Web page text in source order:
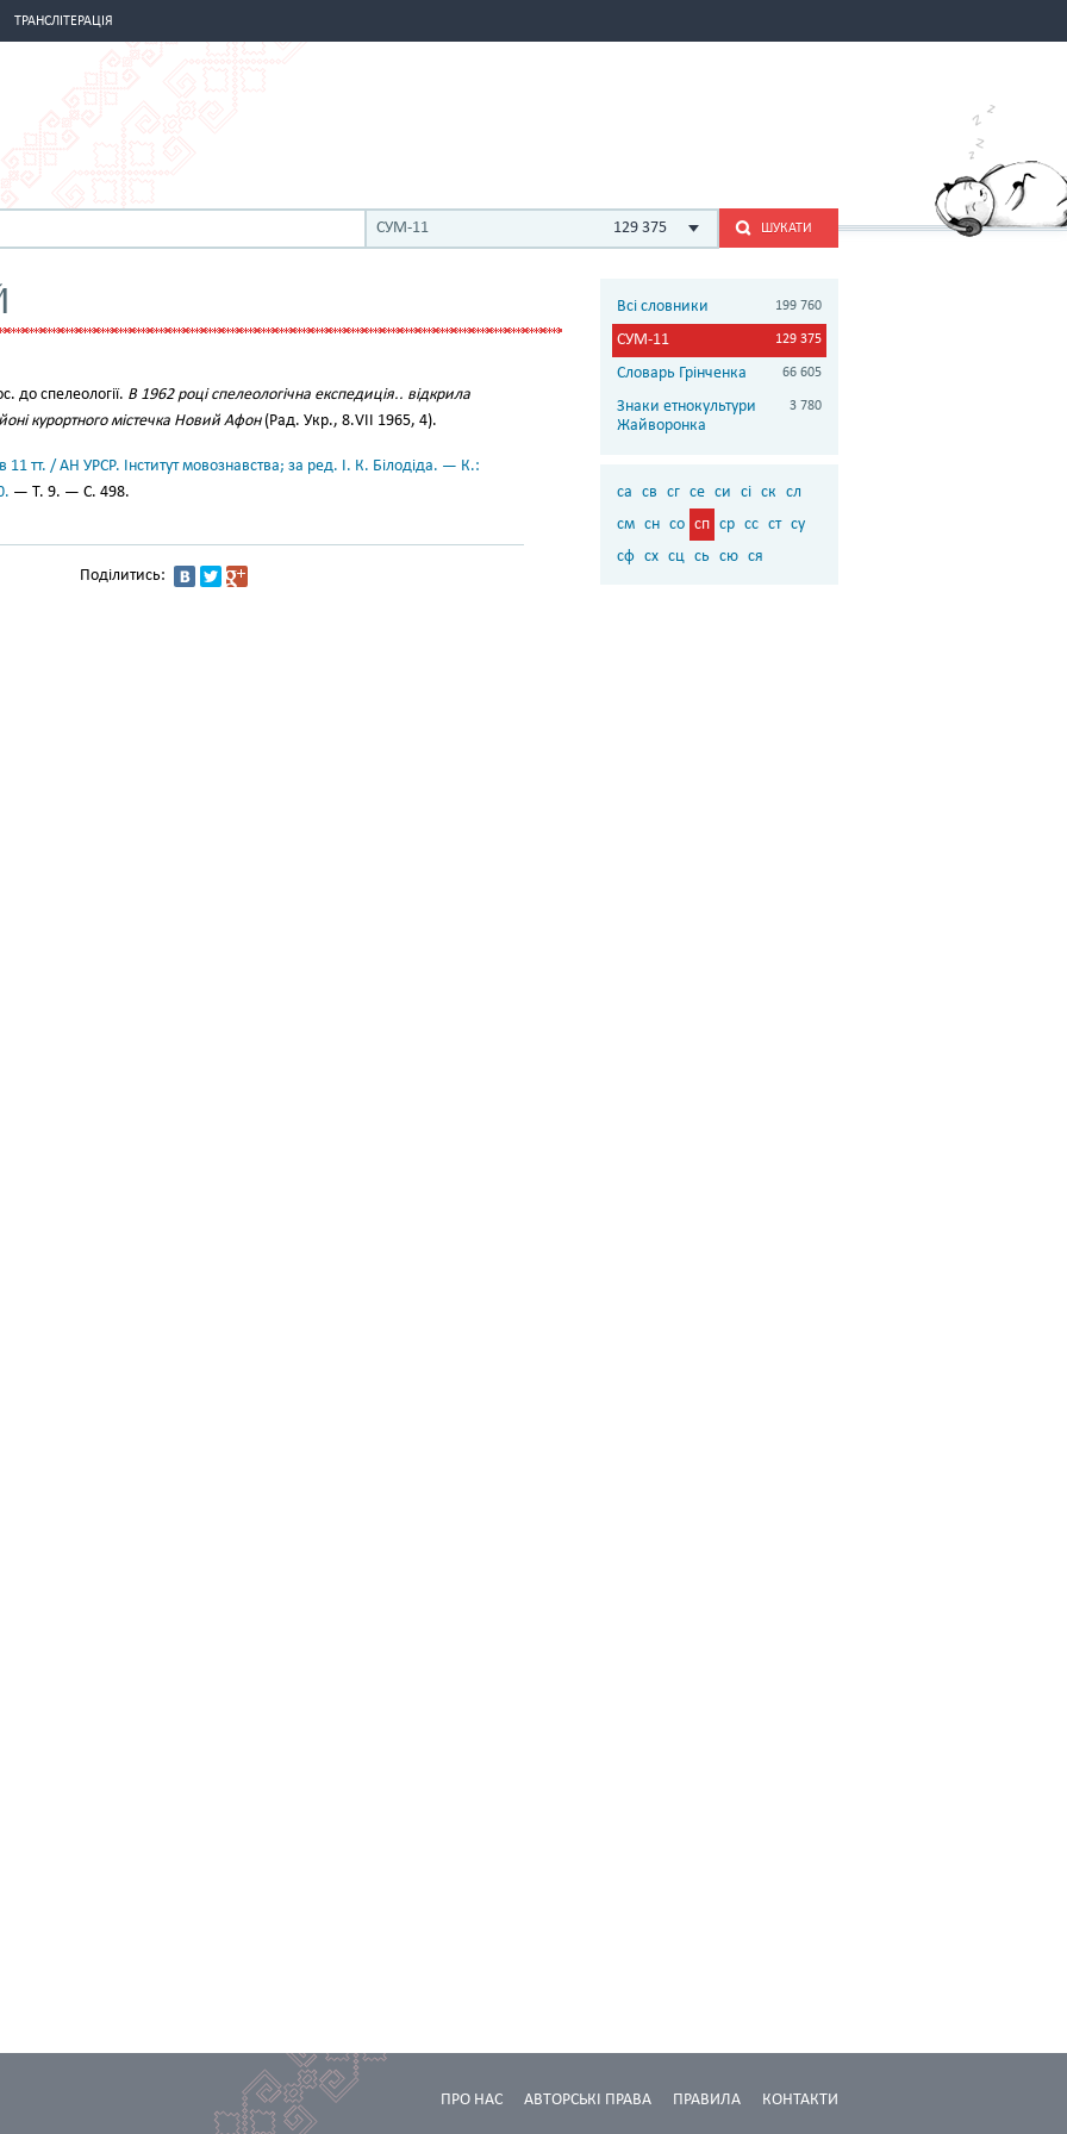
ТРАНСЛІТЕРАЦІЯ
СУМ-11 129 375 ШУКАТИ
до спелеології. В 1962 році спелеологічна експедиція.. відкрила
курортного містечка Новий Афон(Рад. Укр., 8.VІІ 1965, 4).
11 тт. / АН УРСР. Інститут мовознавства; за ред. І. К. Білодіда. — К.:
— Т. 9. — С. 498.
Поділитись:
Всі словники 199 760
СУМ-11 129 375
Словарь Грінченка 66 605
Знаки етнокультури
Жайворонка
3 780
са св сг се си сі ск сл
см сн со сп ср сс ст су
сф сх сц сь сю ся
КОНТАКТИ
ПРАВИЛА
АВТОРСЬКІ ПРАВА
ПРО НАС